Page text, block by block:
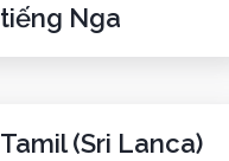
tiếng Nga
Tamil (Sri Lanca)